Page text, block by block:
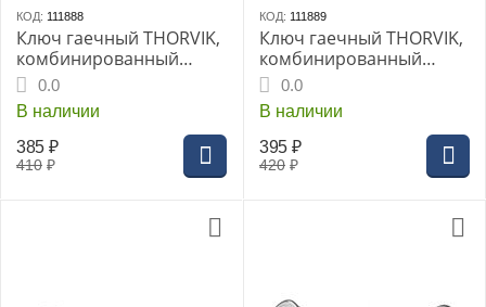
КОД: 111888
Ключ гаечный THORVIK,
комбинированный
трещоточный с
реверсом 8 мм
0.0
В наличии
410 ₽
385 ₽
КОД: 111889
Ключ гаечный THORVIK,
комбинированный
трещоточный с
реверсом 9 мм
0.0
В наличии
420 ₽
395 ₽